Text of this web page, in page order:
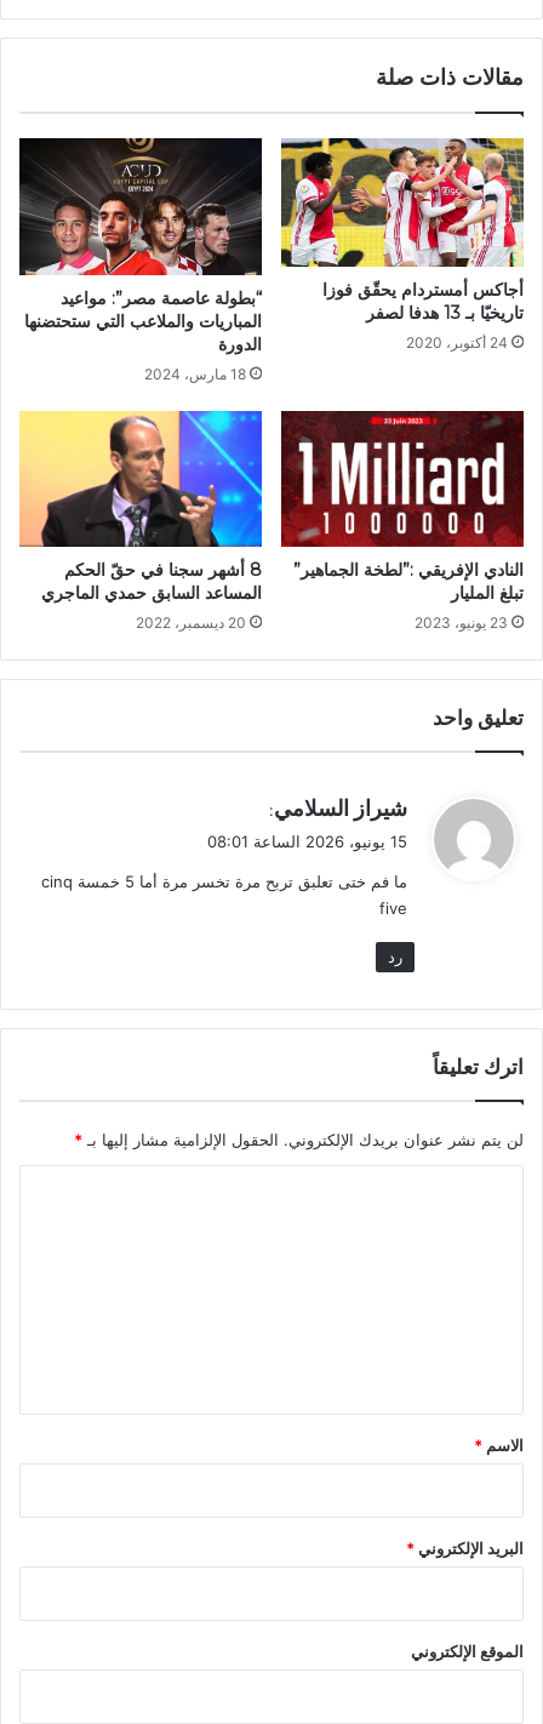
مقالات ذات صلة
أجاكس أمستردام يحقّق فوزا
تاريخيّا بـ 13 هدفا لصفر
24 أكتوبر، 2020
“بطولة عاصمة مصر”: مواعيد
المباريات والملاعب التي ستحتضنها
الدورة
18 مارس، 2024
النادي الإفريقي :”لطخة الجماهير”
تبلغ المليار
23 يونيو، 2023
8 أشهر سجنا في حقّ الحكم
المساعد السابق حمدي الماجري
20 ديسمبر، 2022
تعليق واحد
ي
ق
ل
شيراز السلامي:
15 يونيو، 2026 الساعة 08:01
ما فم ختى تعلبق تربح مرة تخسر مرة أما 5 خمسة cinq
five
رد
اترك تعليقاً
لن يتم نشر عنوان بريدك الإلكتروني. الحقول الإلزامية مشار إليها بـ*
*
الاسم *
البريد الإلكتروني*
الموقع الإلكتروني